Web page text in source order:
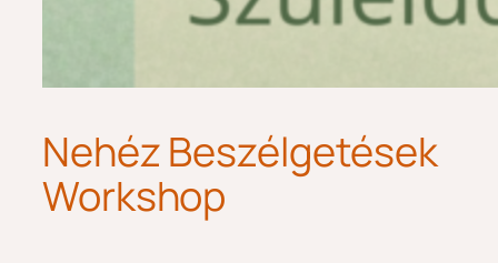
Nehéz Beszélgetések
Workshop